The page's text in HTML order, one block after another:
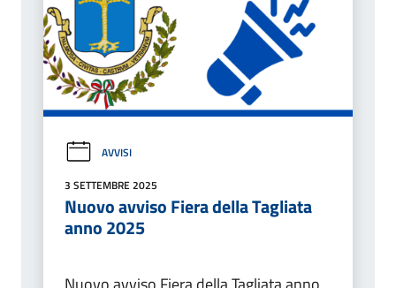
AVVISI
3 SETTEMBRE 2025
Nuovo avviso Fiera della Tagliata
anno 2025